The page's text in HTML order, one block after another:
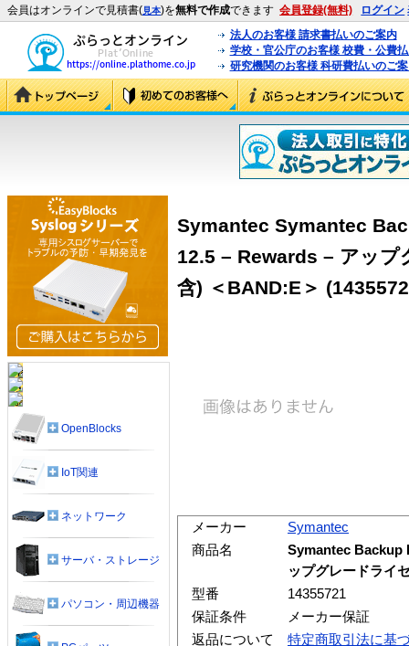
会員はオンラインで見積書(見本)を無料で作成できます 会員登録(無料) ログイン
法人のお客様 請求書払いのご案内
学校・官公庁のお客様 校費・公費
研究機関のお客様 科研費払いのご
Symantec Symantec
12.5 – Rewards – アップ
含) ＜BAND:E＞
メーカー
Symantec
商品名
Symantec Backup
ップグレードライ
型番
14355721
保証条件
メーカー保証
返品について
特定商取引法に基
OpenBlocks
IoT関連
ネットワーク
サーバ・ストレージ
パソコン・周辺機器